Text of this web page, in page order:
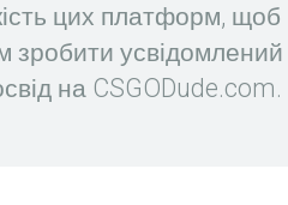
цих платформ, щоб
зробити
на CSGODude.com.